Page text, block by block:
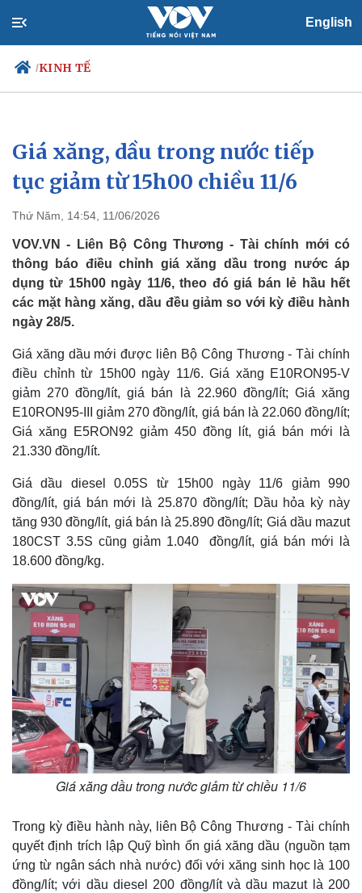
English
/KINH TẾ
Chính trị
Tổ chức nhân sự
Nhận diện sự thật
Xã hội
Tin 24h
Dự báo thời tiết
Việc làm
Biển đảo
Giá xăng, dầu trong nước tiếp
tục giảm từ 15h00 chiều 11/6
Thứ Năm, 14:54, 11/06/2026
VOV.VN - Liên Bộ Công Thương - Tài chính mới có
thông báo điều chỉnh giá xăng dầu trong nước áp
dụng từ 15h00 ngày 11/6, theo đó giá bán lẻ hầu hết
các mặt hàng xăng, dầu đều giảm so với kỳ điều hành
ngày 28/5.
Giá xăng dầu mới được liên Bộ Công Thương - Tài chính
điều chỉnh từ 15h00 ngày 11/6. Giá xăng E10RON95-V
giảm 270 đồng/lít, giá bán là 22.960 đồng/lít; Giá xăng
E10RON95-III giảm 270 đồng/lít, giá bán là 22.060 đồng/lít;
Giá xăng E5RON92 giảm 450 đồng lít, giá bán mới là
21.330 đồng/lít.
Giá dầu diesel 0.05S từ 15h00 ngày 11/6 giảm 990
đồng/lít, giá bán mới là 25.870 đồng/lít; Dầu hỏa kỳ này
tăng 930 đồng/lít, giá bán là 25.890 đồng/lít; Giá dầu mazut
180CST 3.5S cũng giảm 1.040 đồng/lít, giá bán mới là
18.600 đồng/kg.
Giá xăng dầu trong nước giảm từ chiều 11/6
Trong kỳ điều hành này, liên Bộ Công Thương - Tài chính
quyết định trích lập Quỹ bình ổn giá xăng dầu (nguồn tạm
ứng từ ngân sách nhà nước) đối với xăng sinh học là 100
đồng/lít; với dầu diesel 200 đồng/lít và dầu mazut là 200